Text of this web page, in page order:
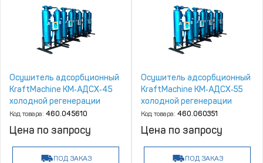
Осушитель адсорбционный
KraftMachine КМ‑АДСХ‑45
холодной регенерации
Код товара: 460.045610
Цена по запросу
ПОД ЗАКАЗ
Осушитель адсорбционный
KraftMachine КМ‑АДСХ‑55
холодной регенерации
Код товара: 460.060351
Цена по запросу
ПОД ЗАКАЗ